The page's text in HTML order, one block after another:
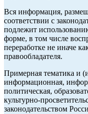
Вся информация,
соответствии с
подлежит
форме, в том числе
переработке не иначе
правообладателя.
Примерная тематика и
информационная,
политическая,
культурно-
законодательством